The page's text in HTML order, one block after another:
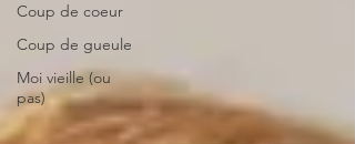
Coup de coeur
Coup de gueule
Moi vieille (ou
pas)